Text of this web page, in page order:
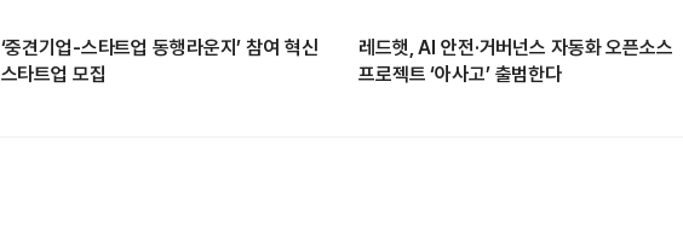
‘중견기업-스타트업 동행라운지’ 참여 혁신
스타트업 모집
레드햇, AI 안전·거버넌스 자동화 오픈소스
프로젝트 ‘아사고’ 출범한다